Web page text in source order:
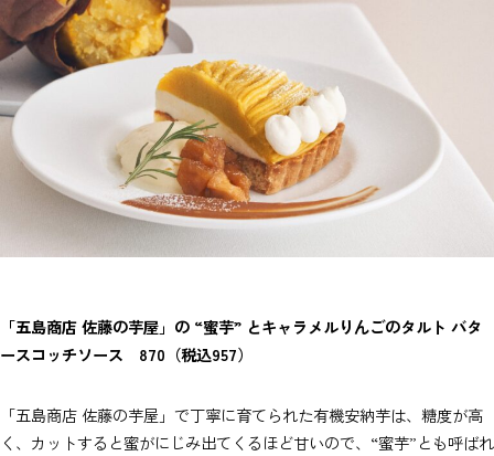
「五島商店 佐藤の芋屋」の “蜜芋” とキャラメルりんごのタルト バタ
ースコッチソース
870（税込957）
「五島商店 佐藤の芋屋」で丁寧に育てられた有機安納芋は、糖度が高
く、カットすると蜜がにじみ出てくるほど甘いので、“蜜芋”とも呼ばれ